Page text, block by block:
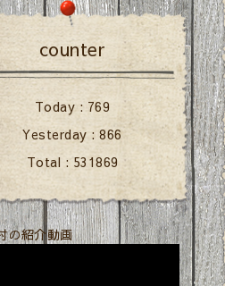
counter
Today : 769
Yesterday :866
Total : 531869
の紹介動画